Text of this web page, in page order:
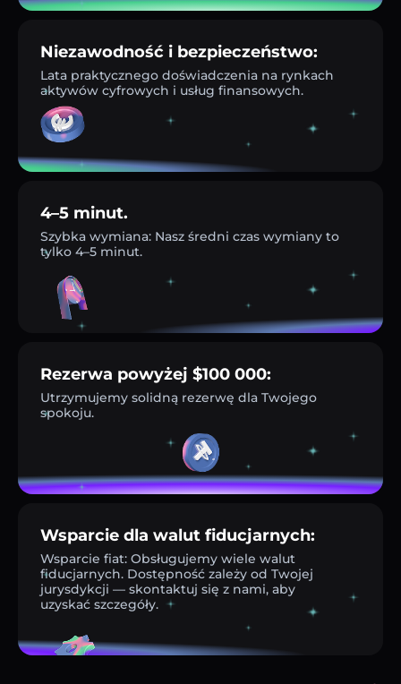
Niezawodność i bezpieczeństwo:
Lata praktycznego doświadczenia na rynkach
aktywów cyfrowych i usług finansowych.
4–5 minut.
Szybka wymiana: Nasz średni czas wymiany to
tylko 4–5 minut.
Rezerwa powyżej $100 000:
Utrzymujemy solidną rezerwę dla Twojego
spokoju.
Wsparcie dla walut fiducjarnych:
Wsparcie fiat: Obsługujemy wiele walut
fiducjarnych. Dostępność zależy od Twojej
jurysdykcji — skontaktuj się z nami, aby
uzyskać szczegóły.